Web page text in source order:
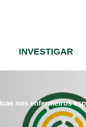
INVESTIGAR
nos enfermeiros